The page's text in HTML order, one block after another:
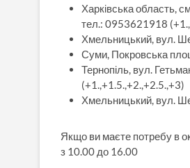
Харківська область,
тел.: 0953621918
Хмельницький, вул.
Суми, Покровська
Тернопіль, вул.
(+1.,+1.5.,+2.,+2.5.,+3)
Хмельницький, вул.
Якщо ви маєте потребу в
з 10.00 до 16.00